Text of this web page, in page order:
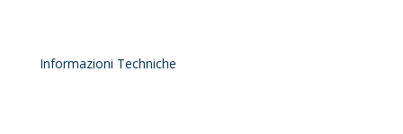
Informazioni Techniche